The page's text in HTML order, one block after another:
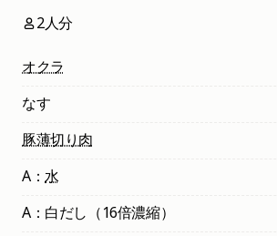
2人分
オクラ
なす
豚薄切り肉
A：水
A：白だし（16倍濃縮）